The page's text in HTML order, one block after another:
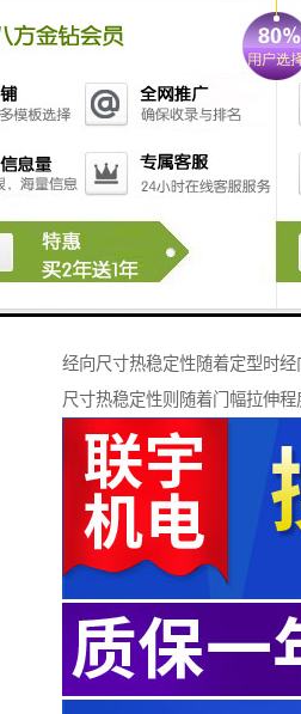
间，即热渗透和分子调整所需要
总的来说，拉幅定型机热定型
定型时对于性能、面积、重量、
的含湿量等不同因素的织物，
间的控制方面。
三、张力
由于织物表面所受到的张力在
经向尺寸热稳定性随着定型时
尺寸热稳定性则随着门幅拉伸程